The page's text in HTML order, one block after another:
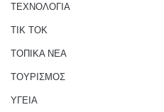
ΤΕΧΝΟΛΟΓΙΑ
ΤΙΚ ΤΟΚ
ΤΟΠΙΚΑ ΝΕΑ
ΤΟΥΡΙΣΜΟΣ
ΥΓΕΙΑ